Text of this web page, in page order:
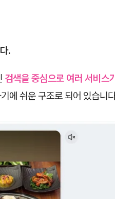
.
검색을 중심으로 여러 서비스
에 쉬운 구조로 되어 있습니